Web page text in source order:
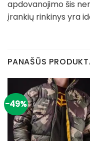
apdovanojimo šis
įrankių rinkinys yra
PANAŠŪS
-49%